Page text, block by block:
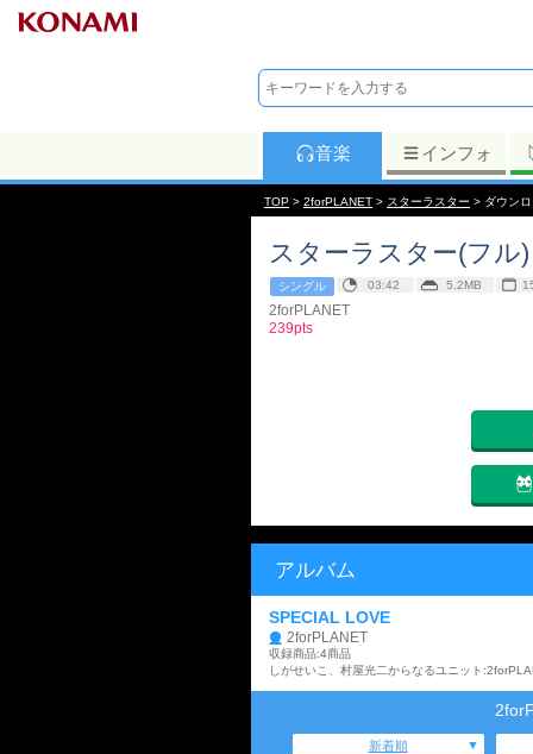
音楽 インフォ
TOP > 2forPLANET > スターラスター > ダウンロ
スターラスター(フル)
シングル 03:42 5.2MB
2forPLANET
239pts
アルバム
SPECIAL LOVE
2forPLANET
収録商品:4商品
新着順